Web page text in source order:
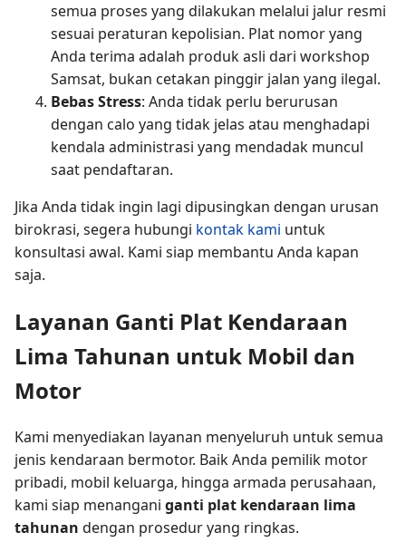
semua proses yang dilakukan melalui jalur resmi
sesuai peraturan kepolisian. Plat nomor yang
Anda terima adalah produk asli dari workshop
Samsat, bukan cetakan pinggir jalan yang ilegal.
Bebas Stress: Anda tidak perlu berurusan
dengan calo yang tidak jelas atau menghadapi
kendala administrasi yang mendadak muncul
saat pendaftaran.
Jika Anda tidak ingin lagi dipusingkan dengan urusan
birokrasi, segera hubungi kontak kami untuk
konsultasi awal. Kami siap membantu Anda kapan
saja.
Layanan Ganti Plat Kendaraan
Lima Tahunan untuk Mobil dan
Motor
Kami menyediakan layanan menyeluruh untuk semua
jenis kendaraan bermotor. Baik Anda pemilik motor
pribadi, mobil keluarga, hingga armada perusahaan,
kami siap menangani ganti plat kendaraan lima
tahunan dengan prosedur yang ringkas.